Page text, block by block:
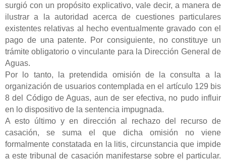
surgió con un propósito explicativo, vale decir, a manera de
ilustrar a la autoridad acerca de cuestiones particulares
existentes relativas al hecho eventualmente gravado con el
pago de una patente. Por consiguiente, no constituye un
trámite obligatorio o vinculante para la Dirección General de
Aguas.
Por lo tanto, la pretendida omisión de la consulta a la
organización de usuarios contemplada en el artículo 129 bis
8 del Código de Aguas, aun de ser efectiva, no pudo influir
en lo dispositivo de la sentencia impugnada.
A esto último y en dirección al rechazo del recurso de
casación, se suma el que dicha omisión no viene
formalmente constatada en la litis, circunstancia que impide
a este tribunal de casación manifestarse sobre el particular.